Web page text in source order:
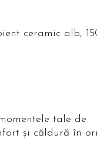
ceramic alb,
tale de
și căldură în